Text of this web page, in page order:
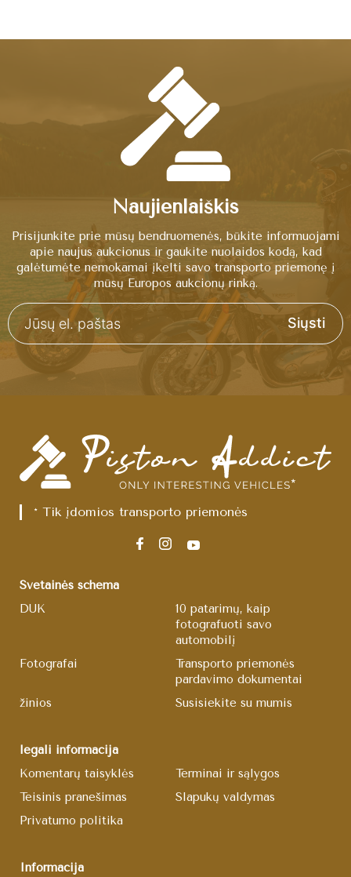
Naujienlaiškis
Prisijunkite prie mūsų bendruomenės, būkite informuojami
apie naujus aukcionus ir gaukite nuolaidos kodą, kad
galėtumėte nemokamai įkelti savo transporto priemonę į
mūsų Europos aukcionų rinką.
Siųsti
* Tik įdomios transporto priemonės
Svetainės schema
DUK
10 patarimų, kaip
fotografuoti savo
automobilį
Fotografai
Transporto priemonės
pardavimo dokumentai
žinios
Susisiekite su mumis
legali informacija
Komentarų taisyklės
Terminai ir sąlygos
Teisinis pranešimas
Slapukų valdymas
Privatumo politika
Informacija